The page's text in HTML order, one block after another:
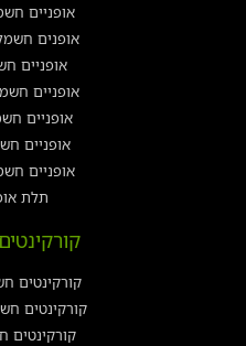
אופניים
אופנים
אופניים
אופניים
אופניים
אופניים
אופניים
תלת
קורקינטים
קורקינטים
קורקינטים